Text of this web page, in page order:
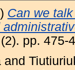
Can we
pp. 475-
and